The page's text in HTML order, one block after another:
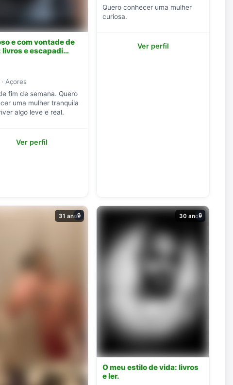
e com vontade de
livros e escapadi…
Açores
fim de semana. Quero
uma mulher tranquila
algo leve e real.
Ver perfil
Quero conhecer uma mulher
curiosa.
Ver perfil
31 anos
🔒 30 anos
🔒
O meu estilo de vida: livros
e ler.